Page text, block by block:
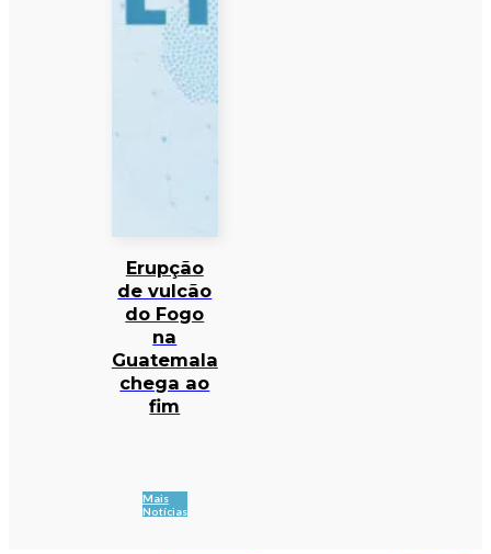
Erupção
de vulcão
do Fogo
na
Guatemala
chega ao
fim
Mais
Notícias